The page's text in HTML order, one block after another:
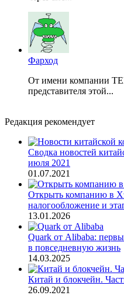
Фарход
От имени компании
представителя этой...
Редакция рекомендует
Сводка новостей
июля 2021
01.07.2021
Открыть компанию в
налогообложение и
13.01.2026
Quark от Alibaba:
в повседневную жизнь
14.03.2025
Китай и блокчейн.
26.09.2021